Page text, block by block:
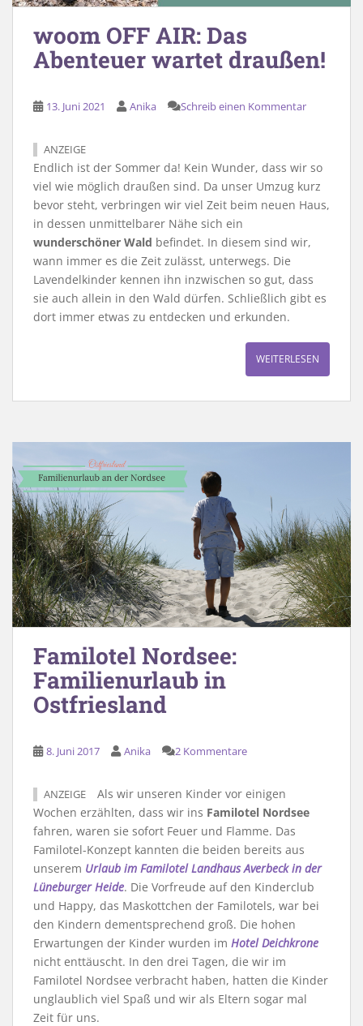
woom OFF AIR: Das
Abenteuer wartet draußen!
13. Juni 2021 Anika Schreib einen Kommentar
ANZEIGE
Endlich ist der Sommer da! Kein Wunder, dass wir so
viel wie möglich draußen sind. Da unser Umzug kurz
bevor steht, verbringen wir viel Zeit beim neuen Haus,
in dessen unmittelbarer Nähe sich ein
wunderschöner Wald befindet. In diesem sind wir,
wann immer es die Zeit zulässt, unterwegs. Die
Lavendelkinder kennen ihn inzwischen so gut, dass
sie auch allein in den Wald dürfen. Schließlich gibt es
dort immer etwas zu entdecken und erkunden.
WEITERLESEN
Familotel Nordsee:
Familienurlaub in
Ostfriesland
8. Juni 2017 Anika 2 Kommentare
ANZEIGE
Als wir unseren Kinder vor einigen
Wochen erzählten, dass wir ins Familotel Nordsee
fahren, waren sie sofort Feuer und Flamme. Das
Familotel-Konzept kannten die beiden bereits aus
unserem Urlaub im Familotel Landhaus Averbeck in der
Lüneburger Heide. Die Vorfreude auf den Kinderclub
und Happy, das Maskottchen der Familotels, war bei
den Kindern dementsprechend groß. Die hohen
Erwartungen der Kinder wurden im Hotel Deichkrone
nicht enttäuscht. In den drei Tagen, die wir im
Familotel Nordsee verbracht haben, hatten die Kinder
unglaublich viel Spaß und wir als Eltern sogar mal
Zeit für uns.